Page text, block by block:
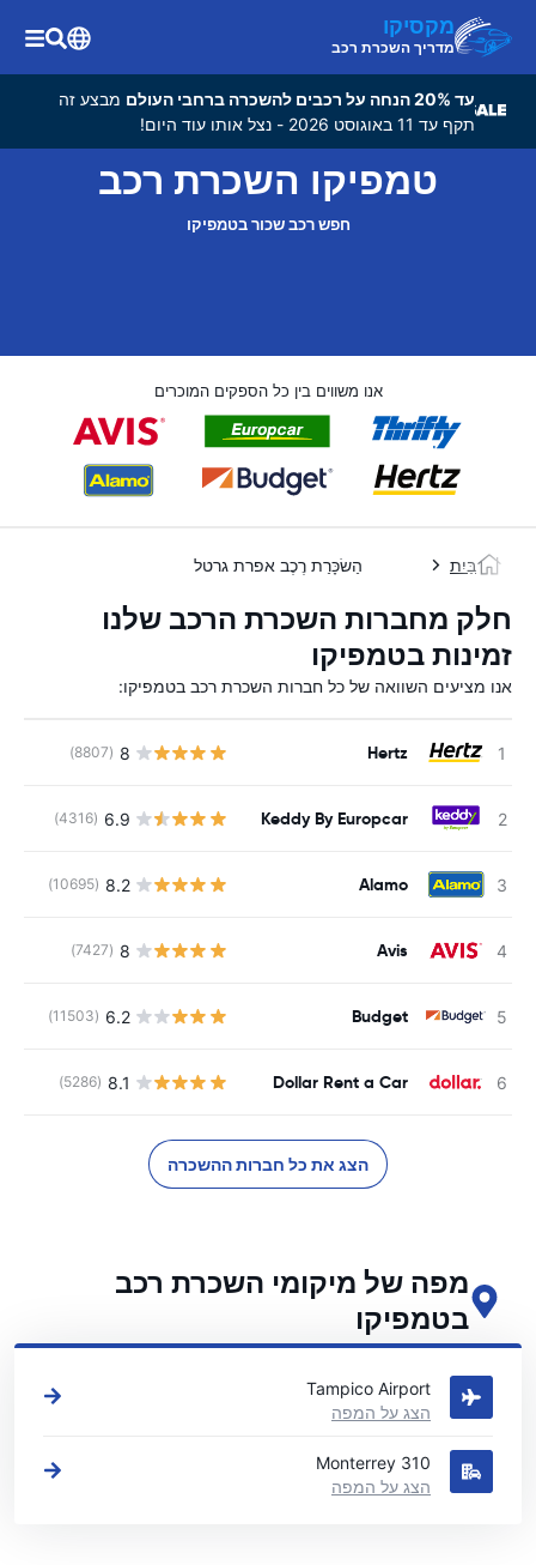
מקסיקו
מדריך השכרת רכב
עד 20% הנחה על רכבים להשכרה ברחבי העולם
מבצע זה
תקף עד 11 באוגוסט 2026 - נצל אותו עוד היום!
טמפיקו השכרת רכב
חפש רכב שכור בטמפיקו
אנו משווים בין כל הספקים המוכרים
בַּיִת הַשׂכָּרַת רֶכֶב אפרת גרטל
חלק מחברות השכרת הרכב שלנו
זמינות בטמפיקו
אנו מציעים השוואה של כל חברות השכרת רכב בטמפיקו:
Hertz
8
(8807)
Keddy By Europcar
6.9
(4316)
Alamo
8.2
(10695)
Avis
8
(7427)
Budget
6.2
(11503)
Dollar Rent a Car
8.1
(5286)
הצג את כל חברות ההשכרה
מפה של מיקומי השכרת רכב
בטמפיקו
ראה את מיקומי השכרת הרכב העיקריים שלנו בטמפיקו
Tampico Airport
הצג על המפה
Monterrey 310
הצג על המפה